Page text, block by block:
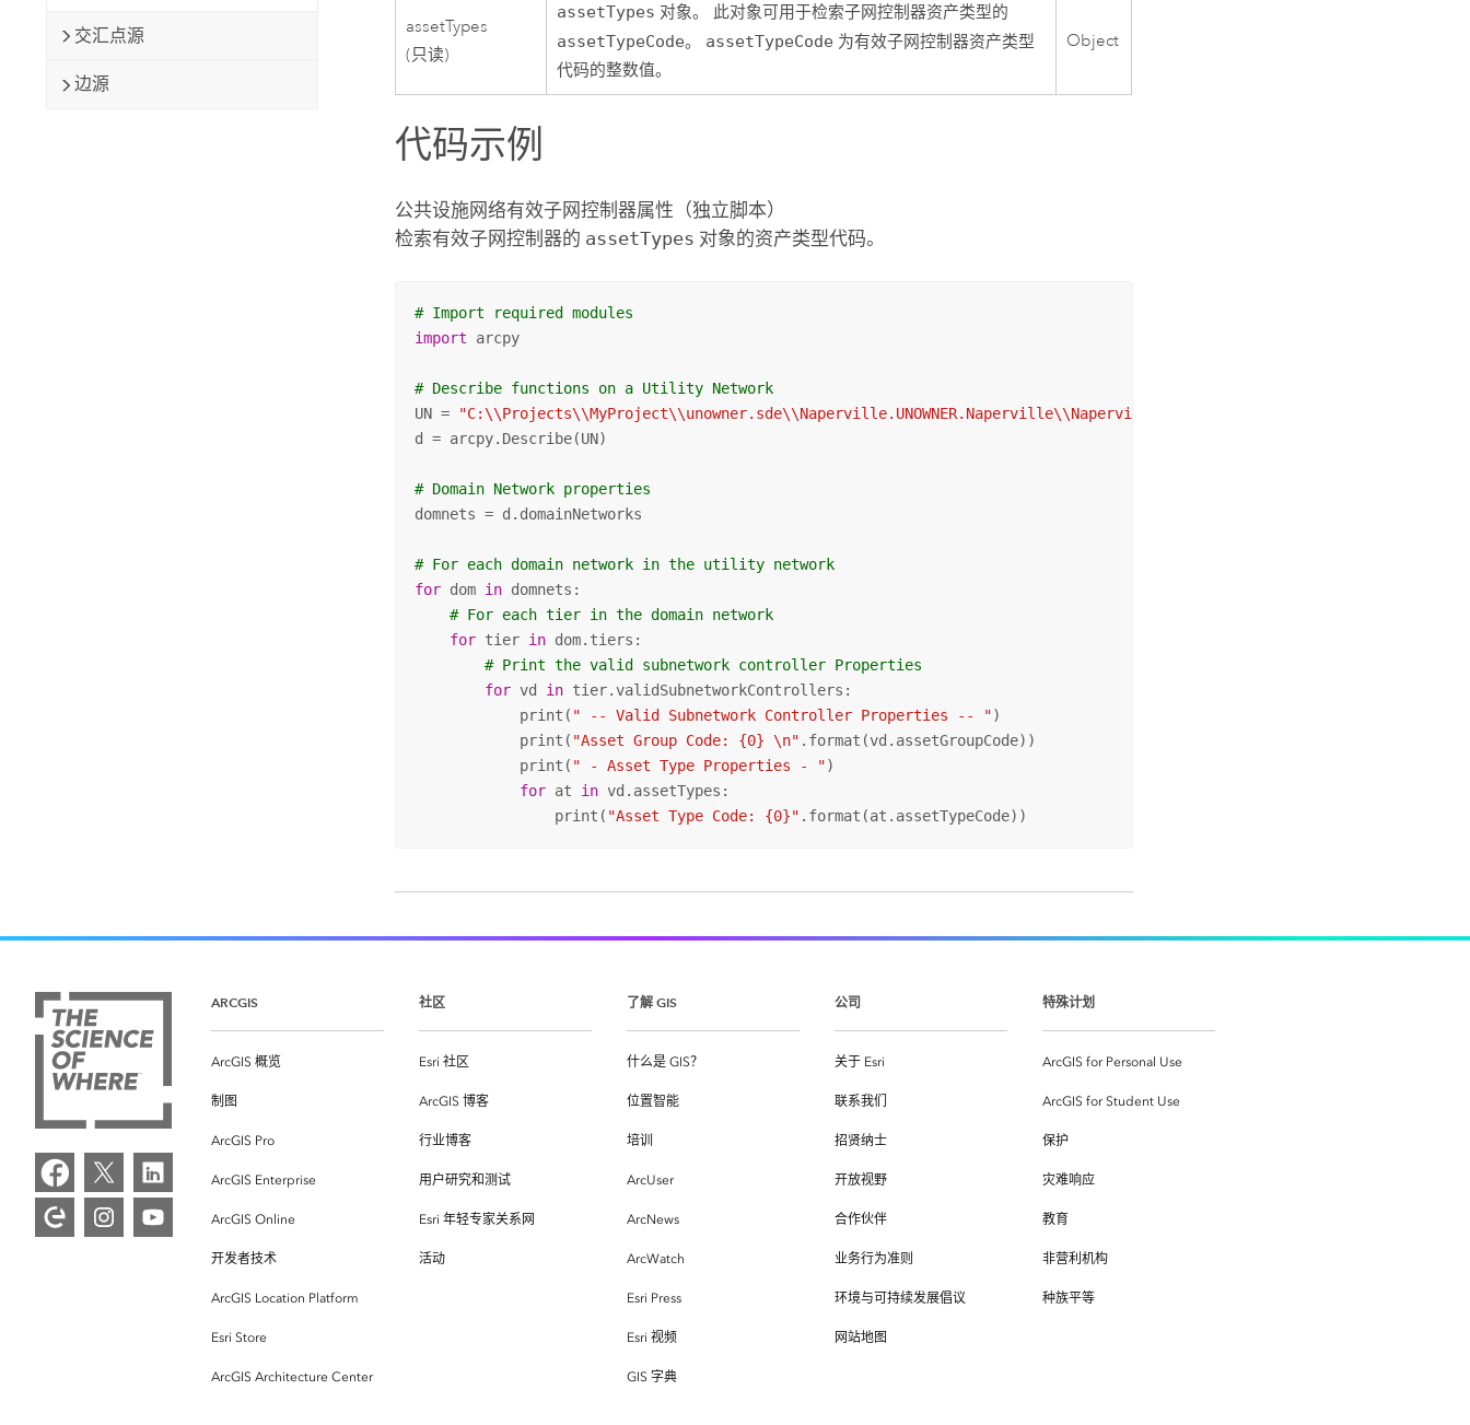
交汇点源
边源
assetTypes
(只读)
assetTypes 对象。 此对象可用于检索子网控制器资产类型的
assetTypeCode。 assetTypeCode 为有效子网控制器资产类型
代码的整数值。
Object
代码示例
公共设施网络有效子网控制器属性（独立脚本）
检索有效子网控制器的 assetTypes 对象的资产类型代码。
# Import required modules
import arcpy
# Describe functions on a Utility Network
UN =
"C:\\Projects\\MyProject\\unowner.sde\\Naperville.UNOWNER.Naperville\\Naperville.UNOWNER.Naperville"
d = arcpy.Describe(UN)
# Domain Network properties
domnets = d.domainNetworks
# For each domain network in the utility network
for dom in domnets:
# For each tier in the domain network
for tier in dom.tiers:
# Print the valid subnetwork controller Properties
for vd in tier.validSubnetworkControllers:
            print(
" -- Valid Subnetwork Controller Properties -- ")
            print(
"Asset Group Code: {0} \n" .format(vd.assetGroupCode))
            print(
" - Asset Type Properties - ")
for at in vd.assetTypes:
                print(
"Asset Type Code: {0}" .format(at.assetTypeCode))
ARCGIS
ArcGIS 概览
制图
ArcGIS Pro
ArcGIS Enterprise
ArcGIS Online
开发者技术
ArcGIS Location Platform
Esri Store
ArcGIS Architecture Center
社区
Esri 社区
ArcGIS 博客
行业博客
用户研究和测试
Esri 年轻专家关系网
活动
了解 GIS
什么是 GIS？
位置智能
培训
ArcUser
ArcNews
ArcWatch
Esri Press
Esri 视频
GIS 字典
公司
关于 Esri
联系我们
招贤纳士
开放视野
合作伙伴
业务行为准则
环境与可持续发展倡议
网站地图
特殊计划
ArcGIS for Personal Use
ArcGIS for Student Use
保护
灾难响应
教育
非营利机构
种族平等